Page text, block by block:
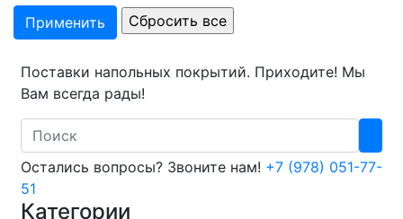
Поставки напольных покрытий. Приходите! Мы
Вам всегда рады!
Search
Остались вопросы? Звоните нам! +7 (978) 051-77-
51
Категории